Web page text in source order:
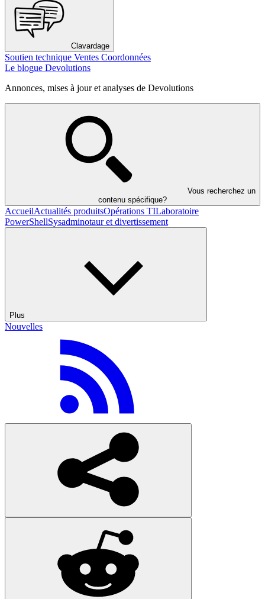
Clavardage
Soutien technique Ventes Coordonnées
Le blogue Devolutions
Annonces, mises à jour et analyses de Devolutions
Vous recherchez un
contenu spécifique?
AccueilActualités produitsOpérations TILaboratoire
PowerShellSysadminotaur et divertissement
Plus
Nouvelles